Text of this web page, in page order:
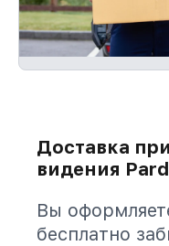
Доставка
видения
Вы
бесплатно